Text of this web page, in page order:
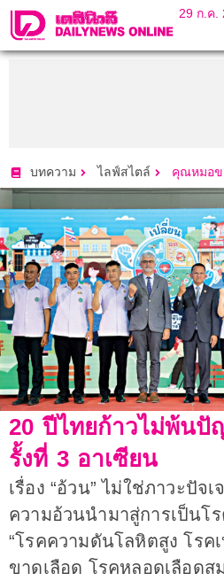
29 ก.ค.
บทความ ไลฟ์สไตล์ คุณหมอข
20 ปีไทยก้าวไม่พ้นปั
รั้งที่ 3 อาเซียน
เรื่อง “อ้วน” ไม่ใช่ภาวะปัจ
ความอ้วนนำมาสู่การเป็นโ
“โรคความดันโลหิตสูง โรค
ขาดเลือด โรคหลอดเลือด